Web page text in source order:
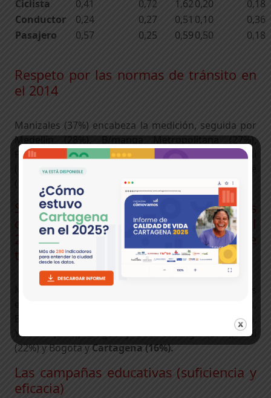
Ciclista
0,41 0,72 1,620,20
0,18
Conductor
0,24 0,27 0,51 0,10
0,36
Pasajero
0,57 0,25 0,590,50 0,18
Respeto por las normas de tránsito en
el 2014
Manizales (37%) encabeza la medición, seguida por
Medellín (28%), B/manga Metropolitana (27%),
Pereira (21%), Barranquilla (18%), Bogotá y Cali
(16%),Cartagena (13%),
Satisfacción con aspectos relacionados
con el tránsito de la ciudad en el
2014 Atención de accidentes de
tránsito (rapidez y eficacia)
Manizales (50%) es la ciudad donde sus habitantes
Barranquilla (46%), Pereira (34%), Valledupar (32%),
Yumbo (31%), Ibagué y Bucaramanga (27%), Cali
(22%) y Bogotá yCartagena (16%).
Las campañas educativas (suficiencia y
eficacia)